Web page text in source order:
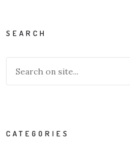
SEARCH
CATEGORIES